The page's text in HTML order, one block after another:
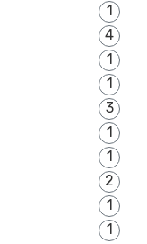
1
4
1
1
3
1
1
2
1
1